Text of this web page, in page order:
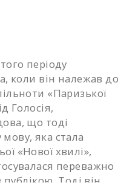
періоду
коли він належав до
«Паризької
Голосія,
що тоді
яка стала
«Нової хвилі»,
переважно
публікою. Тоді він